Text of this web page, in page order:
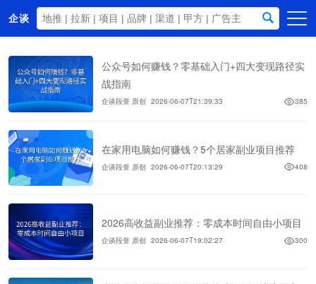
企谈
商务资源
资讯动态
关于我们
公众号如何赚钱？零基础入门+四大变现路径实
战指南
企谈段誉 原创 2026-06-07T21:39:33 385
在家用电脑如何赚钱？5个居家副业项目推荐
企谈段誉 原创 2026-06-07T20:13:29 408
2026高收益副业推荐：零成本时间自由小项目
企谈段誉 原创 2026-06-07T19:02:27 300